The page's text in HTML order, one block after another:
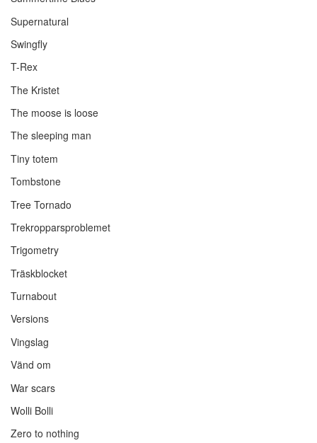
Supernatural
Swingfly
T-Rex
The Kristet
The moose is loose
The sleeping man
Tiny totem
Tombstone
Tree Tornado
Trekropparsproblemet
Trigometry
Träskblocket
Turnabout
Versions
Vingslag
Vänd om
War scars
Wolli Bolli
Zero to nothing